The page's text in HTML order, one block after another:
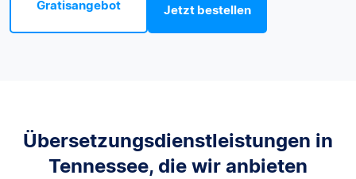
Gratisangebot Jetzt bestellen
Übersetzungsdienstleistungen in
Tennessee, die wir anbieten